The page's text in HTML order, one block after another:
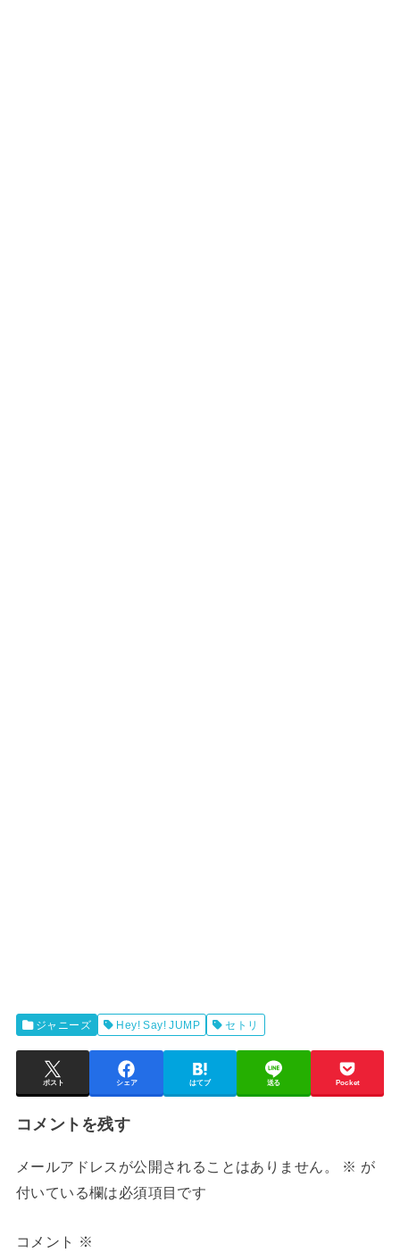
ジャニーズ Hey! Say! JUMP セトリ
ポスト シェア はてブ 送る Pocket
コメントを残す
メールアドレスが公開されることはありません。 ※ が
付いている欄は必須項目です
コメント ※